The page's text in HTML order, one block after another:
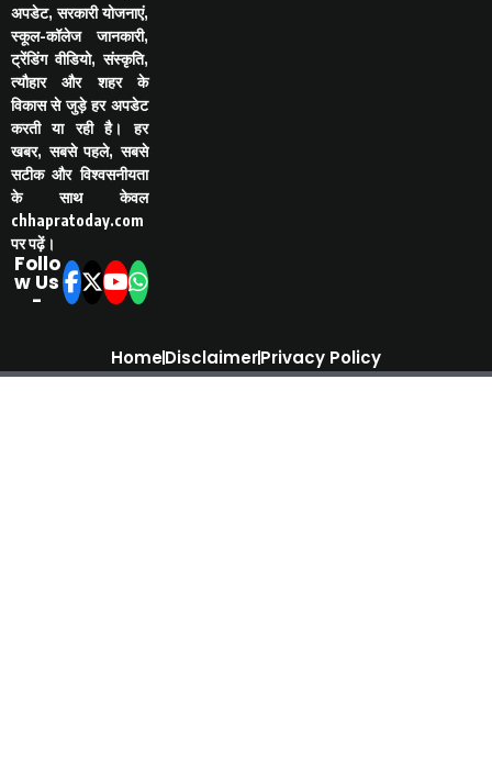
अपडेट, सरकारी योजनाएं,
स्कूल-कॉलेज जानकारी,
ट्रेंडिंग वीडियो, संस्कृति,
त्यौहार और शहर के
विकास से जुड़े हर अपडेट
करती या रही है। हर
खबर, सबसे पहले, सबसे
सटीक और विश्वसनीयता
के साथ केवल
chhapratoday.com
पर पढ़ें।
Follo
w Us
-
HomeDisclaimerPrivacy Policy